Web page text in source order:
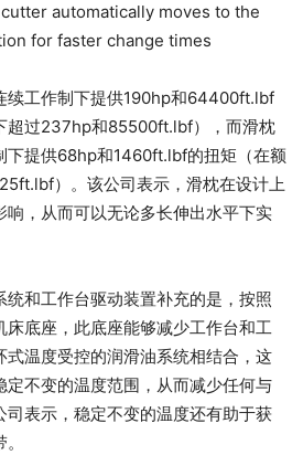
automatically moves to the
for faster change times
续工作制下提供190hp和64400ft.lbf
超过237hp和85500ft.lbf），而滑枕
下提供68hp和1460ft.lbf的扭矩（在额
）。该公司表示，滑枕在设计上
响，从而可以无论多长伸出水平下实
和工作台驱动装置补充的是，按照
床底座，此底座能够减少工作台和工
式温度受控的润滑油系统相结合，这
定不变的温度范围，从而减少任何与
司表示，稳定不变的温度还有助于获